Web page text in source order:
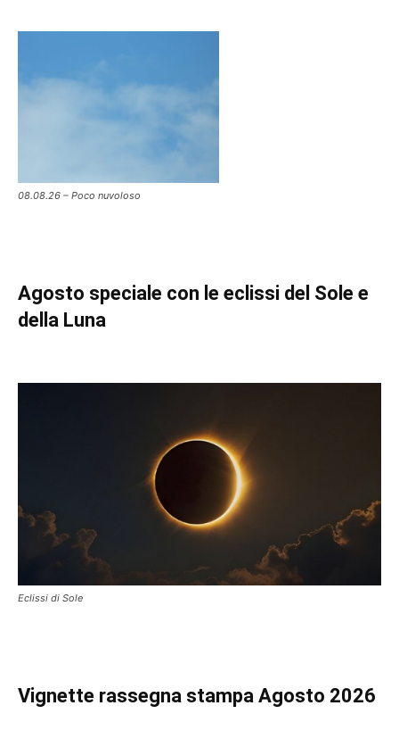
08.08.26 – Poco nuvoloso
Agosto speciale con le eclissi del Sole e
della Luna
Eclissi di Sole
Vignette rassegna stampa Agosto 2026